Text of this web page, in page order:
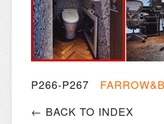
P266-P267
← BACK TO INDEX